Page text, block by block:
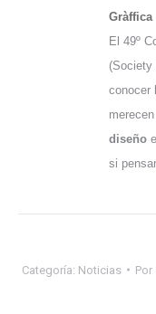
Gràffica
El 49º
(Society
conocer
diseño
si
Categoría: Noticias Por